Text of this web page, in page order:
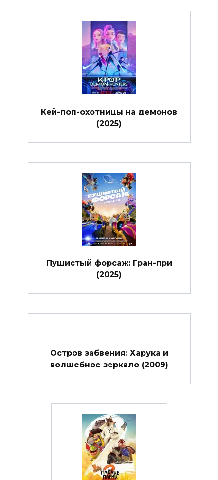
Кей-поп-охотницы на демонов
(2025)
Пушистый форсаж: Гран-при
(2025)
Остров забвения: Харука и
волшебное зеркало (2009)